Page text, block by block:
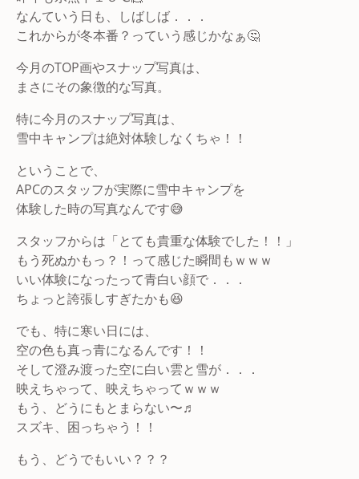
なんていう日も、しばしば．．．
これからが冬本番？っていう感じかなぁ🤔
今月のTOP画やスナップ写真は、
まさにその象徴的な写真。
特に今月のスナップ写真は、
雪中キャンプは絶対体験しなくちゃ！！
ということで、
APCのスタッフが実際に雪中キャンプを
体験した時の写真なんです😅
スタッフからは「とても貴重な体験でした！！」
もう死ぬかもっ？！って感じた瞬間もｗｗｗ
いい体験になったって青白い顔で．．．
ちょっと誇張しすぎたかも😆
でも、特に寒い日には、
空の色も真っ青になるんです！！
そして澄み渡った空に白い雲と雪が．．．
映えちゃって、映えちゃってｗｗｗ
もう、どうにもとまらない〜♬
スズキ、困っちゃう！！
もう、どうでもいい？？？